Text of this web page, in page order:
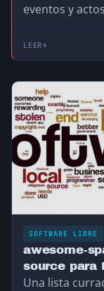
eventos y
LEER
SOFTWARE LIBRE
awesome-
source para
Una lista